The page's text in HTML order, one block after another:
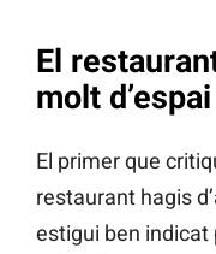
El
molt
El primer que
restaurant hagis
estigui ben indicat